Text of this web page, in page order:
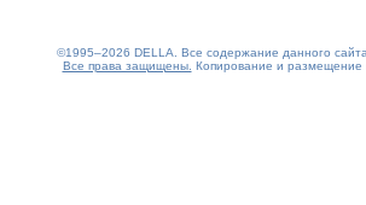
©1995–2026 DELLA. Все содержание данного
Все права защищены. Копирование и размещение